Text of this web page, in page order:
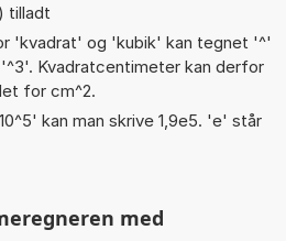
tilladt
'kvadrat' og 'kubik' kan tegnet '^'
Kvadratcentimeter kan derfor
for cm^2.
kan man skrive 1,9e5. 'e' står
med